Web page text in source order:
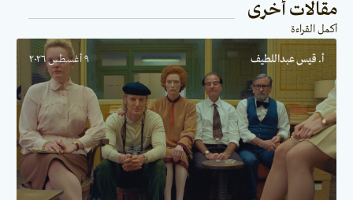
مقالات أخرى
أكمل القراءة
أ. قيس عبداللطيف ٩ أغسطس ٢٠٢٦